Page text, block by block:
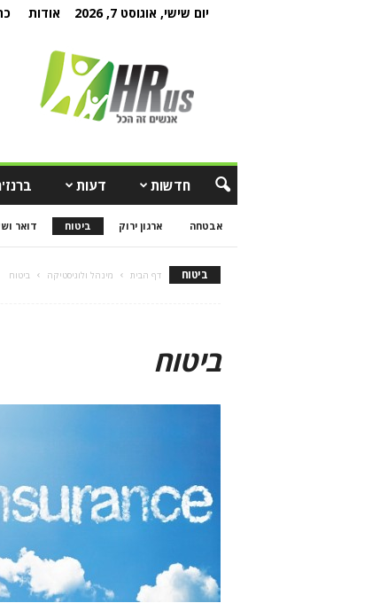
יום שישי, אוגוסט 7, 2026 אודות
חדשות דעות
אבטחה ארגון ירוק ביטוח דואר
ביטוח דף הבית מינהל ולוגיסטיקה ביטוח
ביטוח